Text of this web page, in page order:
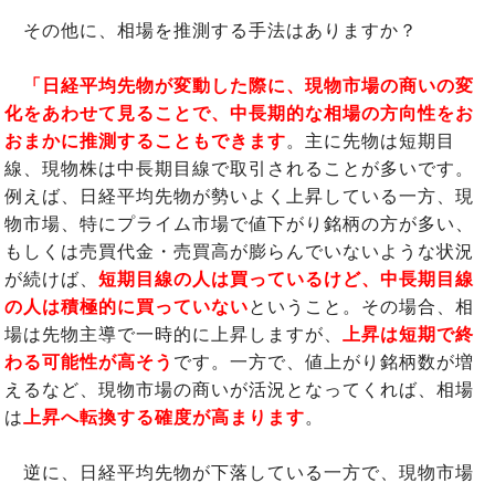
その他に、相場を推測する手法はありますか？
「日経平均先物が変動した際に、現物市場の商いの変
化をあわせて見ることで、中長期的な相場の方向性をお
おまかに推測することもできます。主に先物は短期目
線、現物株は中長期目線で取引されることが多いです。
例えば、日経平均先物が勢いよく上昇している一方、現
物市場、特にプライム市場で値下がり銘柄の方が多い、
もしくは売買代金・売買高が膨らんでいないような状況
が続けば、短期目線の人は買っているけど、中長期目線
の人は積極的に買っていないということ。その場合、相
場は先物主導で一時的に上昇しますが、
上昇は短期で終
わる可能性が高そう です。一方で、値上がり銘柄数が増
えるなど、現物市場の商いが活況となってくれば、相場
は
上昇へ転換する確度が高まります。
逆に、日経平均先物が下落している一方で、現物市場